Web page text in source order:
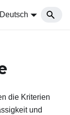
Deutsch
die Kriterien
und